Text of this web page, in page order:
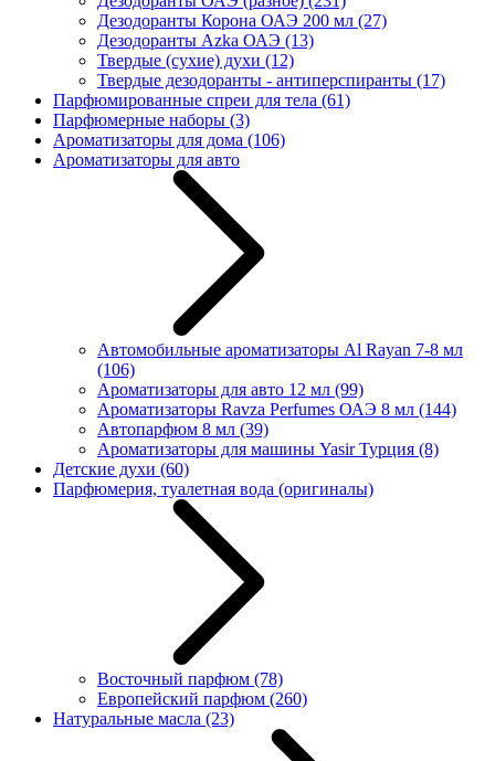
Дезодоранты Корона ОАЭ 200 мл (27)
Дезодоранты Azka ОАЭ (13)
Твердые (сухие) духи (12)
Твердые дезодоранты - антиперспиранты (17)
Парфюмированные спреи для тела (61)
Парфюмерные наборы (3)
Ароматизаторы для дома (106)
Ароматизаторы для авто
Автомобильные ароматизаторы Al Rayan 7-8 мл
(106)
Ароматизаторы для авто 12 мл (99)
Ароматизаторы Ravza Perfumes ОАЭ 8 мл (144)
Автопарфюм 8 мл (39)
Ароматизаторы для машины Yasir Турция (8)
Детские духи (60)
Парфюмерия, туалетная вода (оригиналы)
Восточный парфюм (78)
Европейский парфюм (260)
Натуральные масла (23)